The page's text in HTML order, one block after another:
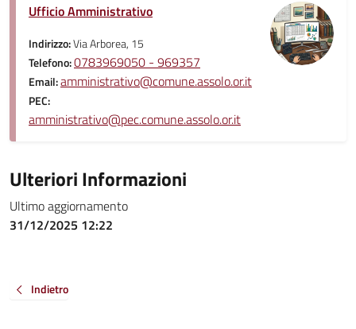
Ufficio Amministrativo
Indirizzo:Via Arborea, 15
Telefono:0783969050 - 969357
Email:amministrativo@comune.assolo.or.it
PEC:
amministrativo@pec.comune.assolo.or.it
Ulteriori Informazioni
Ultimo aggiornamento
31/12/2025 12:22
Indietro